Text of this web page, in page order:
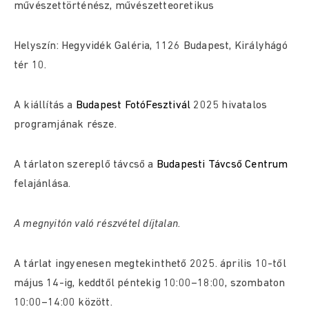
művészettörténész, művészetteoretikus
Helyszín: Hegyvidék Galéria, 1126 Budapest, Királyhágó
tér 10.
A kiállítás a Budapest FotóFesztivál 2025 hivatalos
programjának része.
A tárlaton szereplő távcső a Budapesti Távcső Centrum
felajánlása.
A megnyitón való részvétel díjtalan.
A tárlat ingyenesen megtekinthető 2025. április 10-től
május 14-ig, keddtől péntekig 10:00–18:00, szombaton
10:00–14:00 között.